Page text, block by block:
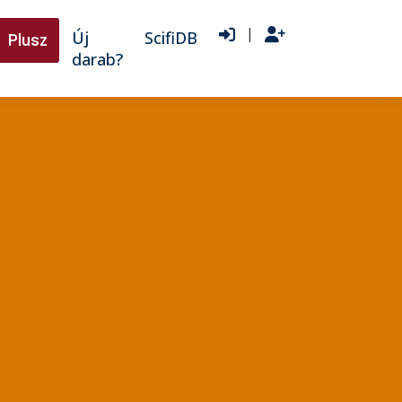
Plusz
Új
darab?
ScifiDB |